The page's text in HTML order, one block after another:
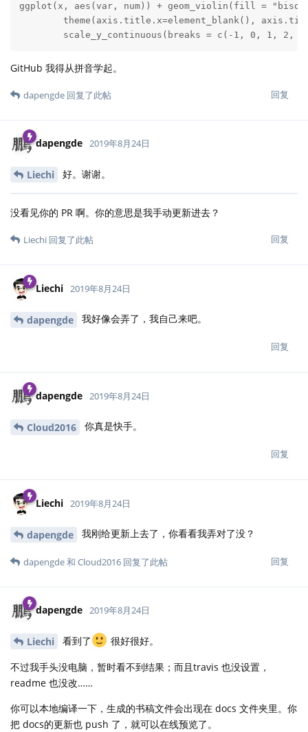
ggplot(x, aes(var, num)) + geom_violin(fill =
theme(axis.title.x=element_blank(),
scale_y_continuous(breaks = c(-1, 0, 1, 2,
GitHub 我得从拼音学起。
回复
dapengde 回复了此帖
dapengde 2019年8月24日
Liechi 好。谢谢。
没看见你的 PR 啊。你的意思是我手动更新进去？
回复
Liechi 回复了此帖
Liechi 2019年8月24日
dapengde 我好像会弄了，我自己来吧。
回复
dapengde 2019年8月24日
Cloud2016 你真是快手。
回复
Liechi 2019年8月24日
dapengde 我刚给更新上去了，你看看我弄对了没？
回复
dapengde和 Cloud2016 回复了此帖
dapengde 2019年8月24日
Liechi 看到了 很好很好。
不过我手头没电脑，暂时看不到结果；而且travis 也没设置，
readme 也没改……
你可以本地编译一下，生成的书稿文件会出现在 docs 文件夹里。你
把 docs的更新也 push 了，就可以在线预览了。